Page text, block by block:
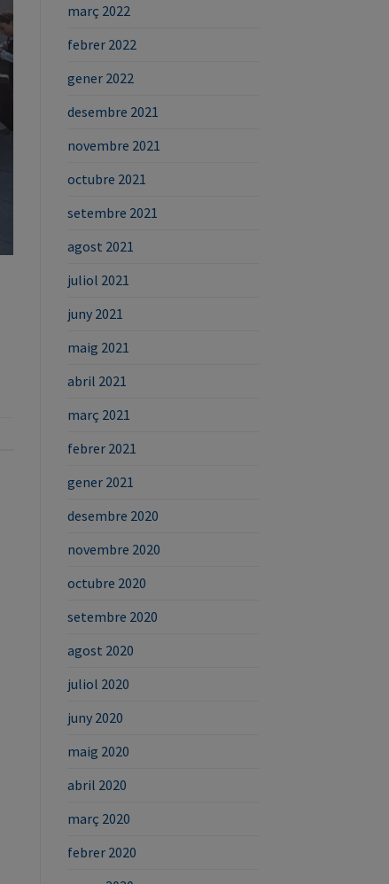
març 2022
febrer 2022
gener 2022
desembre 2021
novembre 2021
octubre 2021
setembre 2021
agost 2021
juliol 2021
juny 2021
maig 2021
abril 2021
març 2021
febrer 2021
gener 2021
desembre 2020
novembre 2020
octubre 2020
setembre 2020
agost 2020
juliol 2020
juny 2020
maig 2020
abril 2020
març 2020
febrer 2020